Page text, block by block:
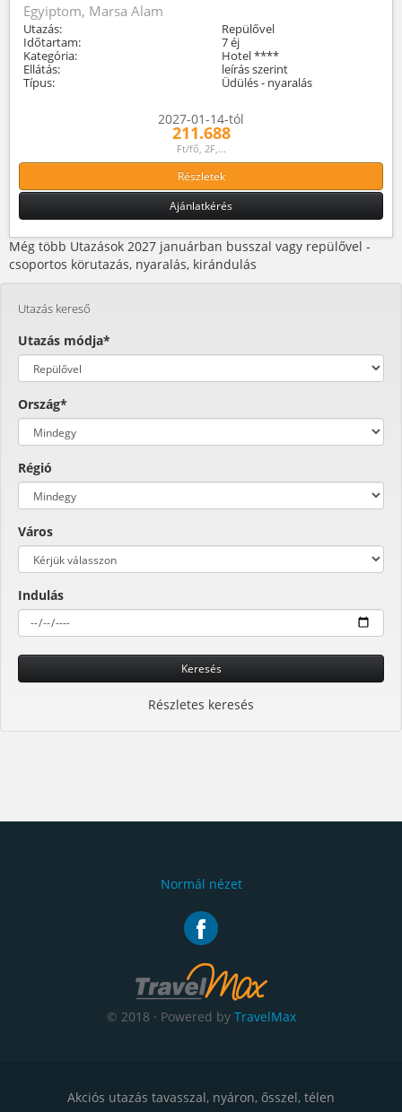
Egyiptom, Marsa Alam
Utazás:
Repülővel
Időtartam:
7 éj
Kategória:
Hotel ****
Ellátás:
leírás szerint
Típus:
Üdülés - nyaralás
2027-01-14-tól
211.688
Ft/fő, 2F,...
Részletek
Ajánlatkérés
Még több Utazások 2027 januárban busszal vagy repülővel -
csoportos körutazás, nyaralás, kirándulás
Utazás kereső
Utazás módja*
Ország*
Régió
Város
Indulás
Keresés
Részletes keresés
Normál nézet
© 2018 · Powered by TravelMax
Akciós utazás tavasszal, nyáron, ősszel, télen